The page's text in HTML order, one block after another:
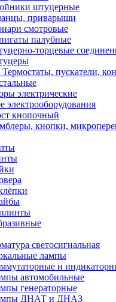
штуцерные
приварыши
смотровые
палубные
торцевые
пускатели,
электрические
электрооборудования
кнопочный
кнопки,
светосигнальная
лампы
и
автомобильные
генераторные
ДНАТ и ДНАЗ